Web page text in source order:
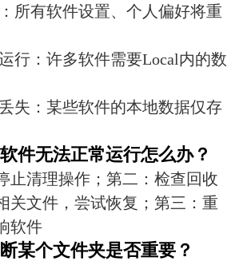
所有软件设置、个人偏好将重
行：许多软件需要Local内的数
失：某些软件的本地数据仅存
件无法正常运行怎么办？
止清理操作；第二：检查回收
关文件，尝试恢复；第三：重
软件
某个文件夹是否重要？